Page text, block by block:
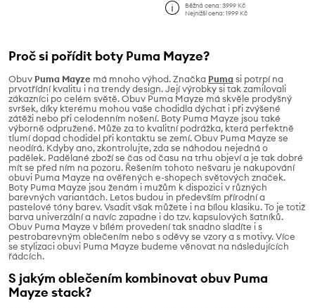
Běžná cena:3999 Kč
Nejnižší cena:1999 Kč
Proč si pořídit boty Puma Mayze?
Obuv Puma Mayze má mnoho výhod. Značka Pumasi potrpí na
prvotřídní kvalitu i na trendy design. Její výrobky si tak zamilovali
zákazníci po celém světě. Obuv Puma Mayze má skvěle prodyšný
svršek, díky kterému mohou vaše chodidla dýchat i při zvýšené
zátěži nebo při celodenním nošení. Boty Puma Mayze jsou také
výborně odpružené. Může za to kvalitní podrážka, která perfektně
tlumí dopad chodidel při kontaktu se zemí. Obuv Puma Mayze se
neodírá. Kdyby ano, zkontrolujte, zda se náhodou nejedná o
padělek. Padělané zboží se čas od času na trhu objeví a je tak dobré
mít se před ním na pozoru. Řešením tohoto nešvaru je nakupování
obuvi Puma Mayze na ověřených e-shopech světových značek.
Boty Puma Mayze jsou ženám i mužům k dispozici v různých
barevných variantách. Letos budou in především přírodní a
pastelové tóny barev. Vsadit však můžete i na bílou klasiku. To je totiž
barva univerzální a navíc zapadne i do tzv. kapsulových šatníků.
Obuv Puma Mayze v bílém provedení tak snadno sladíte i s
pestrobarevným oblečením nebo s oděvy se vzory a s motivy. Více
se stylizaci obuvi Puma Mayze budeme věnovat na následujících
řádcích.
S jakým oblečením kombinovat obuv Puma
Mayze stack?